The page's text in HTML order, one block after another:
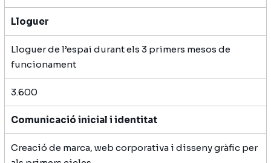
Lloguer
Lloguer de l’espai durant els 3 primers mesos de
funcionament
3.600
Comunicació inicial i identitat
Creació de marca, web corporativa i disseny gràfic per